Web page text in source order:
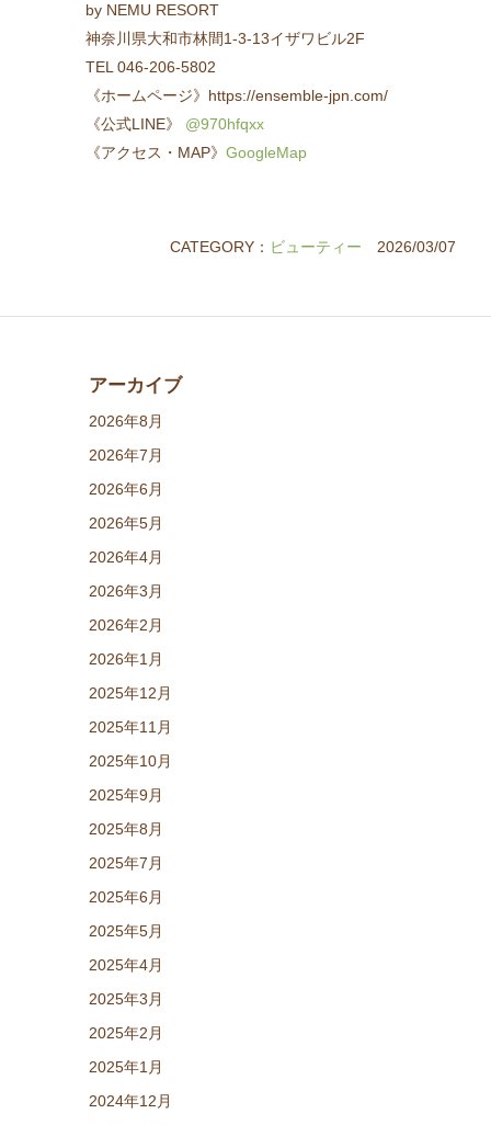
by NEMU RESORT
神奈川県大和市林間1-3-13イザワビル2F
TEL 046-206-5802
《ホームページ》https://ensemble-jpn.com/
《公式LINE》 @970hfqxx
《アクセス・MAP》GoogleMap
CATEGORY： ビューティー 2026/03/07
アーカイブ
2026年8月
2026年7月
2026年6月
2026年5月
2026年4月
2026年3月
2026年2月
2026年1月
2025年12月
2025年11月
2025年10月
2025年9月
2025年8月
2025年7月
2025年6月
2025年5月
2025年4月
2025年3月
2025年2月
2025年1月
2024年12月